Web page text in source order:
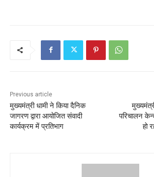
k
A
p
Previous article
मुख्यमंत्री धामी ने किया दैनिक
जागरण द्वारा आयोजित संवादी
कार्यक्रम में प्रतिभाग
परिचालन
हो